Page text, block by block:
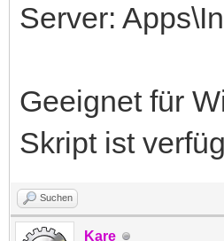
Server:
Geeignet für
Skript ist
Suchen
Kare